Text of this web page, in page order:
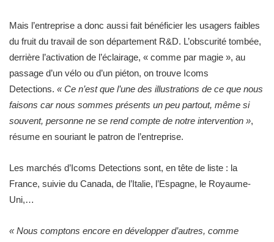
Mais l’entreprise a donc aussi fait bénéficier les usagers faibles
du fruit du travail de son département R&D. L’obscurité tombée,
derrière l’activation de l’éclairage, « comme par magie », au
passage d’un vélo ou d’un piéton, on trouve Icoms
Detections. « Ce n’est que l’une des illustrations de ce que nous
faisons car nous sommes présents un peu partout, même si
souvent, personne ne se rend compte de notre intervention »,
résume en souriant le patron de l’entreprise.
Les marchés d’Icoms Detections sont, en tête de liste : la
France, suivie du Canada, de l’Italie, l’Espagne, le Royaume-
Uni,…
« Nous comptons encore en développer d’autres, comme